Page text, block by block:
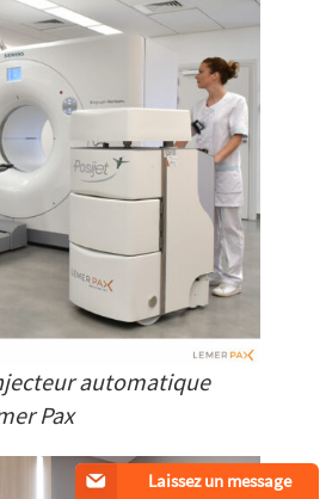
automatique
Pax
Laissez un message